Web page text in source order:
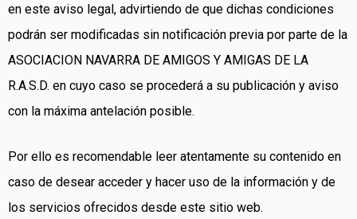
en este aviso legal, advirtiendo de que dichas condiciones
podrán ser modificadas sin notificación previa por parte de la
ASOCIACION NAVARRA DE AMIGOS Y AMIGAS DE LA
R.A.S.D. en cuyo caso se procederá a su publicación y aviso
con la máxima antelación posible.
Por ello es recomendable leer atentamente su contenido en
caso de desear acceder y hacer uso de la información y de
los servicios ofrecidos desde este sitio web.